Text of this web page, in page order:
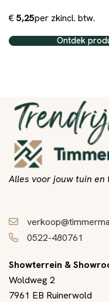
€5,25per zkincl. btw.
Ontdek
Alles voor jouw tuin en
0522-480761
Showterrein &
Woldweg 2
7961 EB Ruinerwold